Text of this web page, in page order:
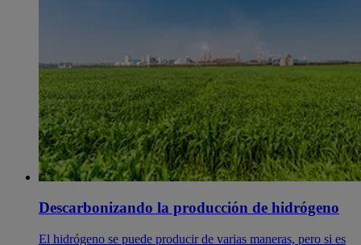
Descarbonizando la producción de hidrógeno
El hidrógeno se puede producir de varias maneras, pero si es